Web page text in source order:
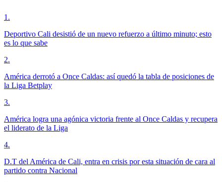
1 .
Deportivo Cali desistió de un nuevo refuerzo a último minuto; esto
es lo que sabe
2.
América derrotó a Once Caldas: así quedó la tabla de posiciones de
la Liga Betplay
3.
América logra una agónica victoria frente al Once Caldas y recupera
el liderato de la Liga
4.
D.T del América de Cali, entra en crisis por esta situación de cara al
partido contra Nacional